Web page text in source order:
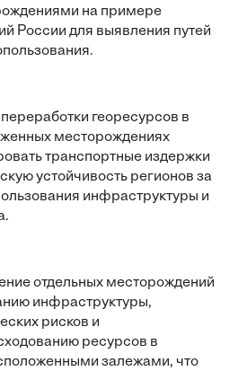
на примере
России для выявления путей
георесурсов в
месторождениях
транспортные издержки
устойчивость регионов за
инфраструктуры и
отдельных месторождений
инфраструктуры,
рисков и
ресурсов в
залежами, что